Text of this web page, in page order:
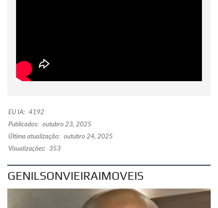
EU IA: 4192
Publicados: outubro 23, 2025
Última atualização: outubro 24, 2025
Visualizações: 353
GENILSONVIEIRAIMOVEIS